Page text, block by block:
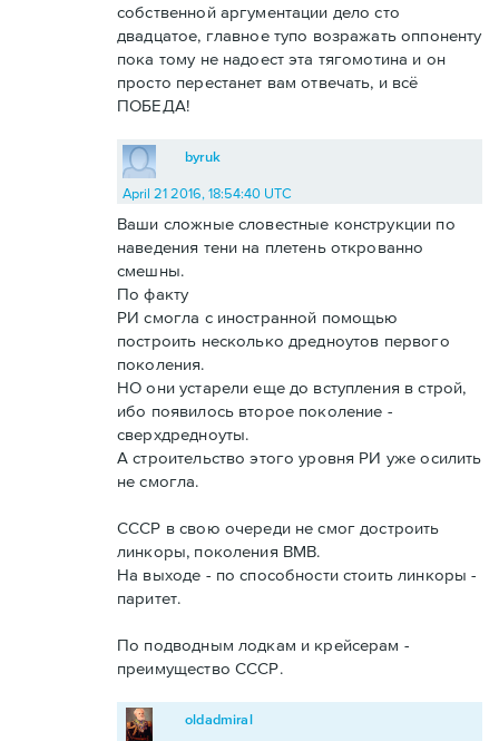
собственной аргументации дело сто
двадцатое, главное тупо возражать оппоненту
пока тому не надоест эта тягомотина и он
просто перестанет вам отвечать, и всё
ПОБЕДА!
byruk
April 21 2016, 18:54:40 UTC
Ваши сложные словестные конструкции по
наведения тени на плетень открованно
смешны.
По факту
РИ смогла с иностранной помощью
построить несколько дредноутов первого
поколения.
НО они устарели еще до вступления в строй,
ибо появилось второе поколение -
сверхдредноуты.
А строительство этого уровня РИ уже осилить
не смогла.
СССР в свою очереди не смог достроить
линкоры, поколения ВМВ.
На выходе - по способности стоить линкоры -
паритет.
По подводным лодкам и крейсерам -
преимущество СССР.
oldadmiral